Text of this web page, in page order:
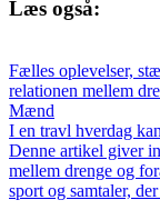
Læs også:
Fælles oplevelser,
relationen mellem
Mænd
I en travl hverdag
Denne artikel giver
mellem drenge og
sport og samtaler,